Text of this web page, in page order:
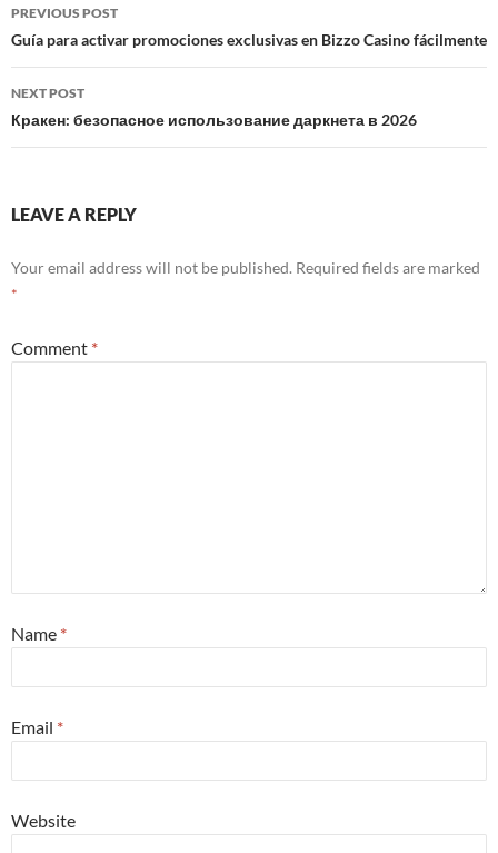
navigation
PREVIOUS POST
Guía para activar promociones exclusivas en Bizzo Casino fácilmente
NEXT POST
Кракен: безопасное использование даркнета в 2026
LEAVE A REPLY
Your email address will not be published. Required fields are marked
*
Comment *
Name *
Email *
Website